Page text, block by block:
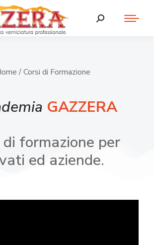
/ Corsi di Formazione
GAZZERA
di formazione per
ed aziende.